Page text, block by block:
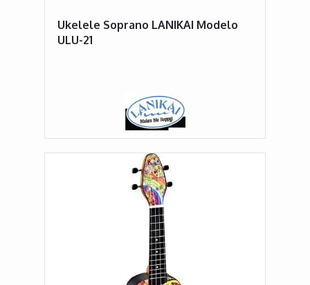
Ukelele Soprano LANIKAI Modelo
ULU-21